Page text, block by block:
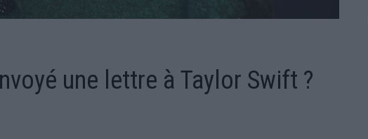
une lettre à Taylor Swift ?